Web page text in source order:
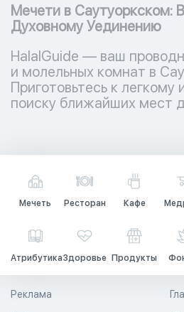
Мечети в Саутуоркском:
Духовному Уединению
HalalGuide — ваш
и молельных комнат в
Приготовьтесь к
поиску ближайших мест
Мечеть Ресторан Кафе
АтрибутикаЗдоровье Продукты
Реклама